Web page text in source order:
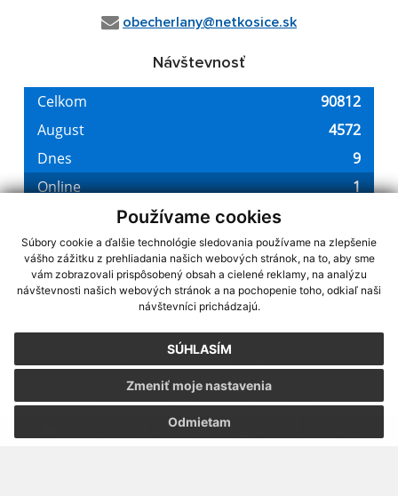
Používame cookies
Súbory cookie a ďalšie technológie sledovania používame na zlepšenie
vášho zážitku z prehliadania našich webových stránok, na to, aby sme
vám zobrazovali prispôsobený obsah a cielené reklamy, na analýzu
návštevnosti našich webových stránok a na pochopenie toho, odkiaľ naši
návštevníci prichádzajú.
SÚHLASÍM
Odmietam
Zmeniť moje nastavenia
obecherlany@netkosice.sk
Návštevnosť
využite možnosť získavania aktuálnych informácií s využitím RSS
CMS systém (redakčný) systém ECHELON 2,Mapa stránok,web portál
webex.digital, s.r.o.,domény,registrácia domény
Posledná aktualizácia:08.08.2026
Vytlačiť stránku|Vyhlásenie o prístupnosti